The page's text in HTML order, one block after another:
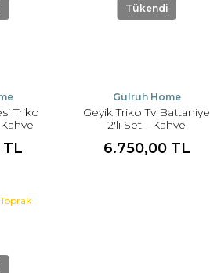
Triko
TL
Tükendi
Gülruh Home
Geyik Triko Tv Battaniye
2'li Set - Kahve
6.750,00 TL